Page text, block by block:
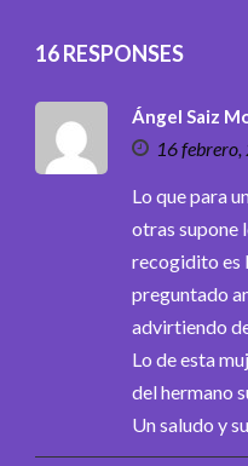
16 RESPONSES
Ángel Saiz
16
Lo que para
otras supone
recogidito es
preguntado
advirtiendo
Lo de esta
del hermano
Un saludo y